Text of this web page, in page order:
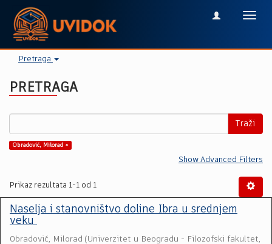
Pretraga
PRETRAGA
Traži
Obradović, Milorad ×
Show Advanced Filters
Prikaz rezultata 1-1 od 1
Naselja i stanovništvo doline Ibra u srednjem
veku
Obradović, Milorad (Univerzitet u Beogradu - Filozofski fakultet,